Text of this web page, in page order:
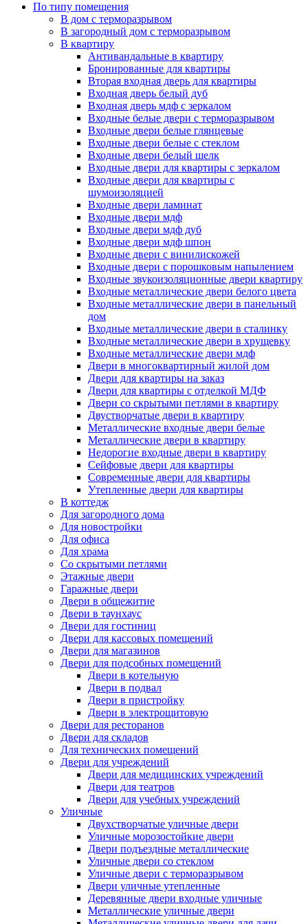
По типу помещения
В дом с терморазрывом
В загородный дом с терморазрывом
В квартиру
Антивандальные в квартиру
Бронированные для квартиры
Вторая входная дверь для квартиры
Входная дверь белый дуб
Входная дверь мдф с зеркалом
Входные белые двери с терморазрывом
Входные двери белые глянцевые
Входные двери белые с стеклом
Входные двери белый шелк
Входные двери для квартиры с зеркалом
Входные двери для квартиры с
шумоизоляцией
Входные двери ламинат
Входные двери мдф
Входные двери мдф дуб
Входные двери мдф шпон
Входные двери с винилискожей
Входные двери с порошковым напылением
Входные звукоизоляционные двери квартиру
Входные металлические двери белого цвета
Входные металлические двери в панельный
дом
Входные металлические двери в сталинку
Входные металлические двери в хрущевку
Входные металлические двери мдф
Двери в многоквартирный жилой дом
Двери для квартиры на заказ
Двери для квартиры с отделкой МДФ
Двери со скрытыми петлями в квартиру
Двустворчатые двери в квартиру
Металлические входные двери белые
Металлические двери в квартиру
Недорогие входные двери в квартиру
Сейфовые двери для квартиры
Современные двери для квартиры
Утепленные двери для квартиры
В коттедж
Для загородного дома
Для новостройки
Для офиса
Для храма
Со скрытыми петлями
Этажные двери
Гаражные двери
Двери в общежитие
Двери в таунхаус
Двери для гостиниц
Двери для кассовых помещений
Двери для магазинов
Двери для подсобных помещений
Двери в котельную
Двери в подвал
Двери в пристройку
Двери в электрощитовую
Двери для ресторанов
Двери для складов
Для технических помещений
Двери для учреждений
Двери для медицинских учреждений
Двери для театров
Двери для учебных учреждений
Уличные
Двухстворчатые уличные двери
Уличные морозостойкие двери
Двери подъездные металлические
Уличные двери со стеклом
Уличные двери с терморазрывом
Двери уличные утепленные
Деревянные двери входные уличные
Металлические уличные двери